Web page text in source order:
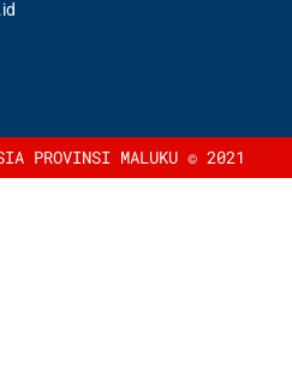
PROVINSI MALUKU © 2021